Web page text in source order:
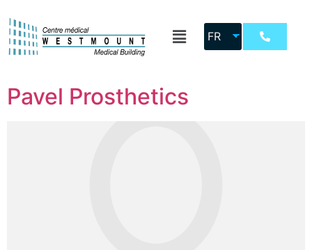
FR
Category :
Laboratoire dentaire
Pavel Prosthetics